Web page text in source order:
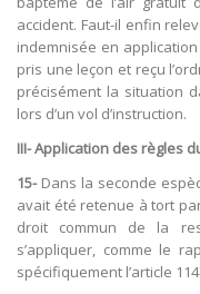
accident. Faut-il enfin
indemnisée en
pris une leçon et reçu
précisément la situation
lors d’un vol d’instruction.
III- Application des règles
15-Dans la seconde
avait été retenue à tort
droit commun de la
s’appliquer, comme le
spécifiquement l’article